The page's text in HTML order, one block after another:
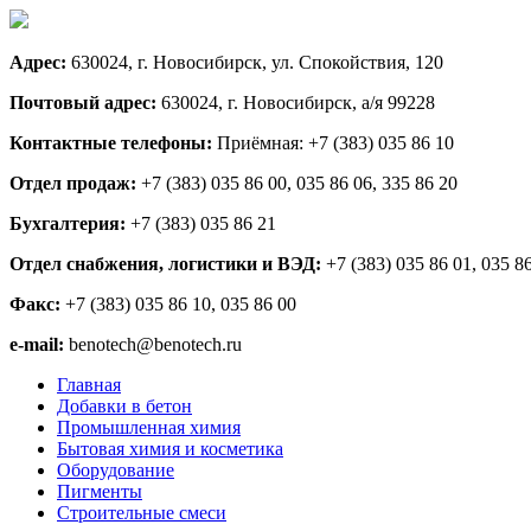
Адрес: 630024, г. Новосибирск, ул. Спокойствия, 120
Почтовый адрес: 630024, г. Новосибирск, а/я 99228
Контактные телефоны: Приёмная: +7 (383) 035 86 10
Отдел продаж: +7 (383) 035 86 00, 035 86 06, 335 86 20
Бухгалтерия: +7 (383) 035 86 21
Отдел снабжения, логистики и ВЭД: +7 (383) 035 86 01, 035
Факс: +7 (383) 035 86 10, 035 86 00
e-mail: benotech@benotech.ru
Главная
Добавки в бетон
Промышленная химия
Бытовая химия и косметика
Оборудование
Пигменты
Строительные смеси